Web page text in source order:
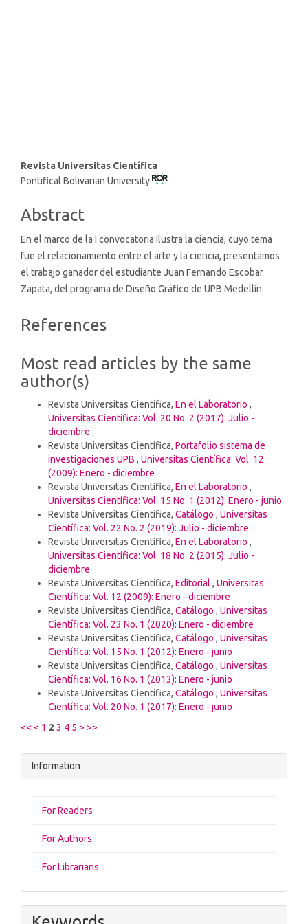
Main
Article
Revista Universitas Científica
Pontifical Bolivarian University
Abstract
En el marco de la I convocatoria Ilustra la ciencia, cuyo tema
fue el relacionamiento entre el arte y la ciencia, presentamos
el trabajo ganador del estudiante Juan Fernando Escobar
Zapata, del programa de Diseño Gráfico de UPB Medellín.
Article
References
Most read articles by the same
author(s)
Revista Universitas Científica, En el Laboratorio ,
Universitas Científica: Vol. 20 No. 2 (2017): Julio -
diciembre
Revista Universitas Científica, Portafolio sistema de
investigaciones UPB , Universitas Científica: Vol. 12
(2009): Enero - diciembre
Revista Universitas Científica, En el Laboratorio ,
Universitas Científica: Vol. 15 No. 1 (2012): Enero - junio
Revista Universitas Científica, Catálogo , Universitas
Científica: Vol. 22 No. 2 (2019): Julio - diciembre
Revista Universitas Científica, En el Laboratorio ,
Universitas Científica: Vol. 18 No. 2 (2015): Julio -
diciembre
Revista Universitas Científica, Editorial , Universitas
Científica: Vol. 12 (2009): Enero - diciembre
Revista Universitas Científica, Catálogo , Universitas
Científica: Vol. 23 No. 1 (2020): Enero - diciembre
Revista Universitas Científica, Catálogo , Universitas
Científica: Vol. 15 No. 1 (2012): Enero - junio
Revista Universitas Científica, Catálogo , Universitas
Científica: Vol. 16 No. 1 (2013): Enero - junio
Revista Universitas Científica, Catálogo , Universitas
Científica: Vol. 20 No. 1 (2017): Enero - junio
<< < 1 23 4 5 > >>
Information
For Readers
For Authors
For Librarians